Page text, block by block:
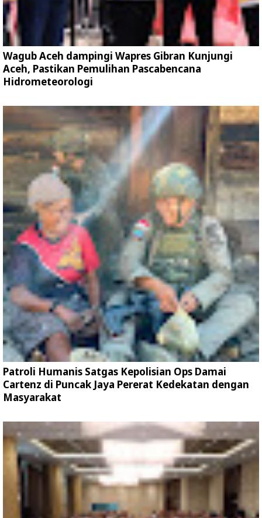
Wagub Aceh dampingi Wapres Gibran Kunjungi
Aceh, Pastikan Pemulihan Pascabencana
Hidrometeorologi
Patroli Humanis Satgas Kepolisian Ops Damai
Cartenz di Puncak Jaya Pererat Kedekatan dengan
Masyarakat